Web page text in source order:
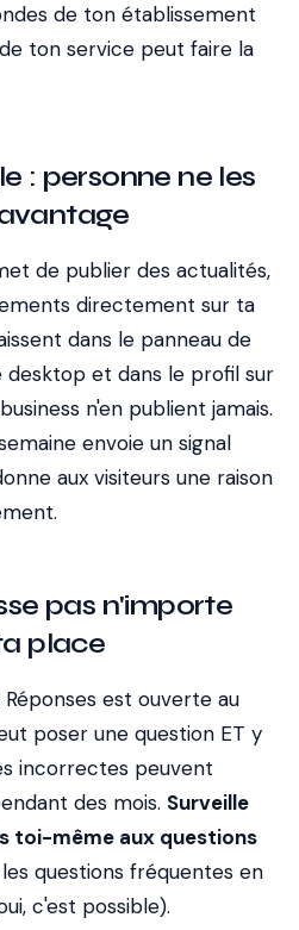
de ton établissement
ton service peut faire la
: personne ne les
de publier des actualités,
directement sur ta
dans le panneau de
et dans le profil sur
n'en publient jamais.
envoie un signal
aux visiteurs une raison
pas n'importe
place
est ouverte au
poser une question ET y
incorrectes peuvent
des mois. Surveille
toi-même aux questions
questions fréquentes en
c'est possible).